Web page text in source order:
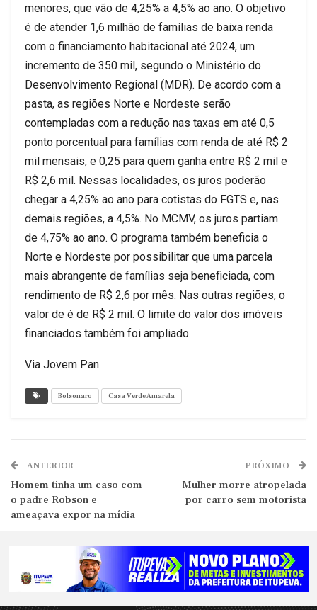
menores, que vão de 4,25% a 4,5% ao ano. O objetivo
é de atender 1,6 milhão de famílias de baixa renda
com o financiamento habitacional até 2024, um
incremento de 350 mil, segundo o Ministério do
Desenvolvimento Regional (MDR). De acordo com a
pasta, as regiões Norte e Nordeste serão
contempladas com a redução nas taxas em até 0,5
ponto porcentual para famílias com renda de até R$ 2
mil mensais, e 0,25 para quem ganha entre R$ 2 mil e
R$ 2,6 mil. Nessas localidades, os juros poderão
chegar a 4,25% ao ano para cotistas do FGTS e, nas
demais regiões, a 4,5%. No MCMV, os juros partiam
de 4,75% ao ano. O programa também beneficia o
Norte e Nordeste por possibilitar que uma parcela
mais abrangente de famílias seja beneficiada, com
rendimento de R$ 2,6 por mês. Nas outras regiões, o
valor de é de R$ 2 mil. O limite do valor dos imóveis
financiados também foi ampliado.
Via Jovem Pan
Bolsonaro Casa Verde Amarela
ANTERIOR
Homem tinha um caso com
o padre Robson e
ameaçava expor na mídia
PRÓXIMO
Mulher morre atropelada
por carro sem motorista